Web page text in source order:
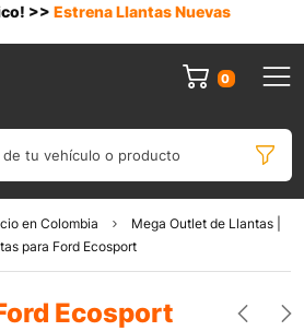
>> Estrena Llantas Nuevas
0
de tu vehículo o producto
en Colombia
Mega Outlet de Llantas |
para Ford Ecosport
Ecosport